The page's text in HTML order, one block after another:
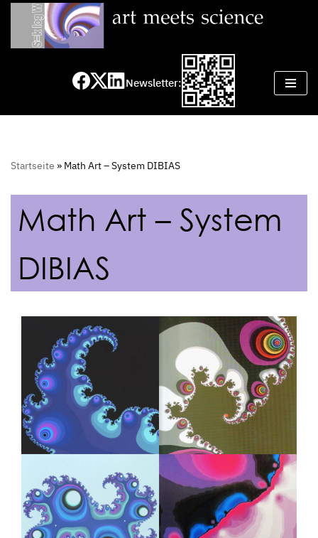
Zum
Newsletter:
Startseite » Math Art – System DIBIAS
Math Art – System
DIBIAS